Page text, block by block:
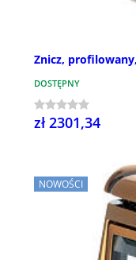
Znicz,
DOSTĘPNY
zł 2301,34
NOWOŚCI